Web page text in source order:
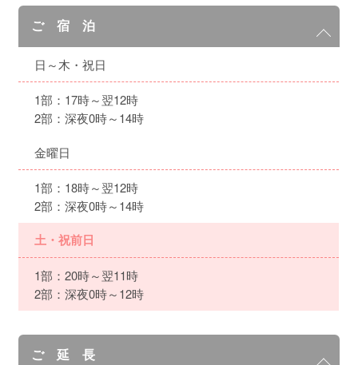
ご 宿 泊
日～木・祝日
1部：17時～翌12時
2部：深夜0時～14時
金曜日
1部：18時～翌12時
2部：深夜0時～14時
土・祝前日
1部：20時～翌11時
2部：深夜0時～12時
ご 延 長